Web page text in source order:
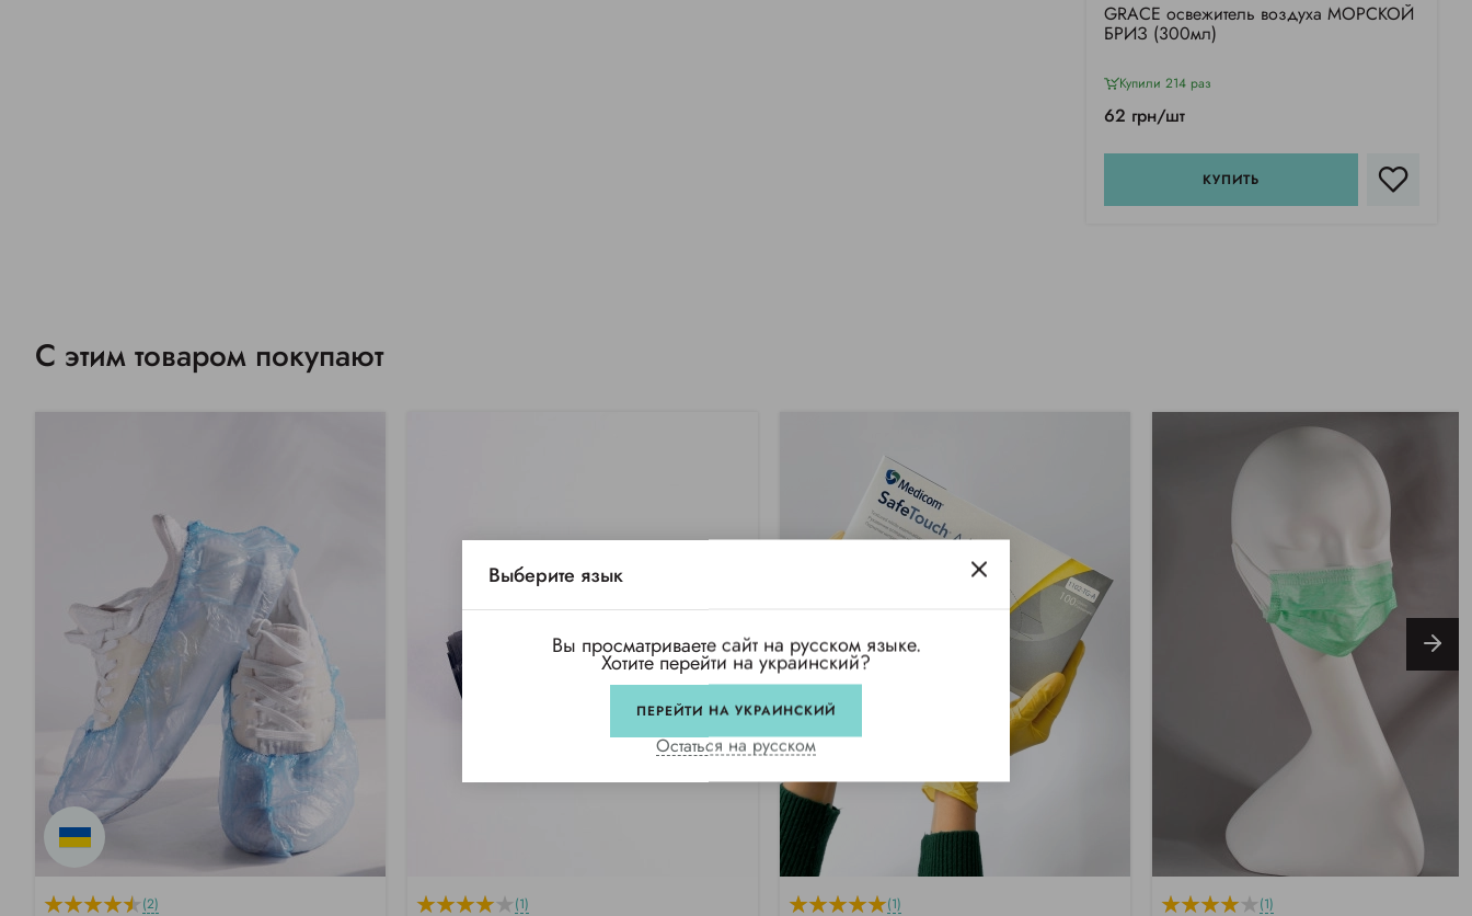
GRACE освежитель воздуха МОРСКОЙ
БРИЗ (300мл)
Купили 214 раз
62 грн/шт
КУПИТЬ
С этим товаром покупают
(2) (1) (1) (1)
Выберите язык
Вы просматриваете сайт на русском языке.
Хотите перейти на украинский?
ПЕРЕЙТИ НА УКРАИНСКИЙ
Остаться на русском